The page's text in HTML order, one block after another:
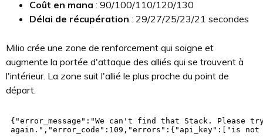
Coût en mana : 90/100/110/120/130
Délai de récupération : 29/27/25/23/21 secondes
Milio crée une zone de renforcement qui soigne et
augmente la portée d'attaque des alliés qui se trouvent à
l'intérieur. La zone suit l'allié le plus proche du point de
départ.